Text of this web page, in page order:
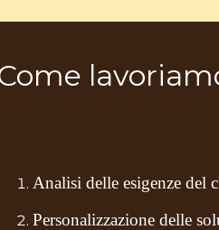
Analisi delle esigenze del
Personalizzazione delle